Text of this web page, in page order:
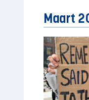
Maart